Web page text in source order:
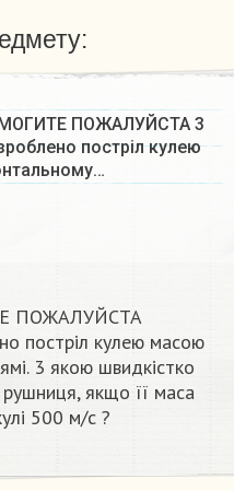
ПОЖАЛУЙСТА 3
постріл кулею
ПОЖАЛУЙСТА
постріл кулею масою
3 якою швидкістко
рушниця, якщо її маса
500 м/с ?​